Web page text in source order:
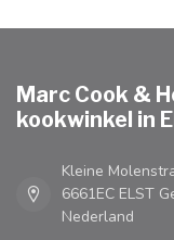
Marc Cook &
kookwinkel in
Kleine
6661EC ELST
Nederland